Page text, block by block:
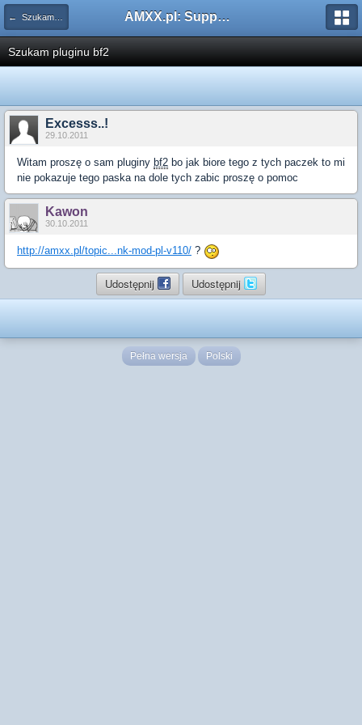
← Szukam pluginu AMXX.pl: Support AMX Mod X i SourceMod
Szukam pluginu bf2
Excesss..!
29.10.2011
Witam proszę o sam pluginy bf2 bo jak biore tego z tych paczek to mi
nie pokazuje tego paska na dole tych zabic proszę o pomoc
Kawon
30.10.2011
http://amxx.pl/topic...nk-mod-pl-v110/ ?
Udostępnij Udostępnij
Pełna wersja Polski